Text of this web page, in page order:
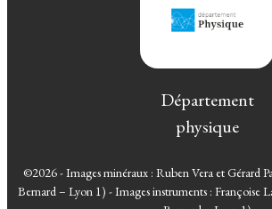
Département
physique
©2026 - Images minéraux : Ruben Vera et Gérard
Bernard – Lyon 1) - Images instruments : Françoise